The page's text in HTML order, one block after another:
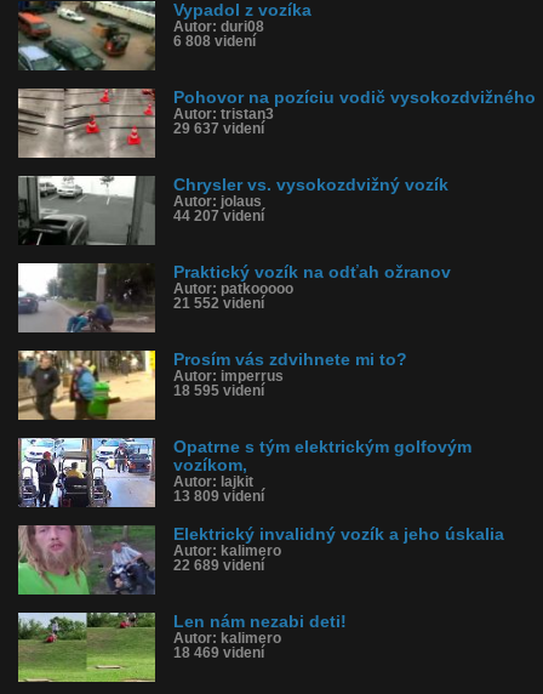
Vypadol z vozíka
Autor: duri08
6 808 videní
Pohovor na pozíciu vodič vysokozdvižného
Autor: tristan3
29 637 videní
Chrysler vs. vysokozdvižný vozík
Autor: jolaus
44 207 videní
Praktický vozík na odťah ožranov
Autor: patkooooo
21 552 videní
Prosím vás zdvihnete mi to?
Autor: imperrus
18 595 videní
Opatrne s tým elektrickým golfovým
vozíkom,
Autor: lajkit
13 809 videní
Elektrický invalidný vozík a jeho úskalia
Autor: kalimero
22 689 videní
Len nám nezabi deti!
Autor: kalimero
18 469 videní